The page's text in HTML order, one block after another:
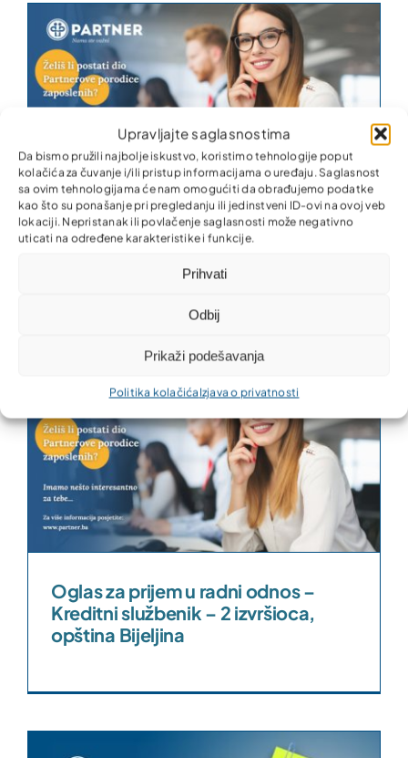
Upravljajte saglasnostima
Da bismo pružili najbolje iskustvo, koristimo tehnologije poput
kolačića za čuvanje i/ili pristup informacijama o uređaju. Saglasnost
sa ovim tehnologijama će nam omogućiti da obrađujemo podatke
kao što su ponašanje pri pregledanju ili jedinstveni ID-ovi na ovoj veb
lokaciji. Nepristanak ili povlačenje saglasnosti može negativno
uticati na određene karakteristike i funkcije.
Prihvati
Odbij
Prikaži podešavanja
Politika kolačića Izjava o privatnosti
Oglas za prijem u radni odnos –
Kreditni službenik – 1 izvršioc,
opština Prijedor
Oglas za prijem u radni odnos –
Kreditni službenik – 2 izvršioca,
opština Bijeljina